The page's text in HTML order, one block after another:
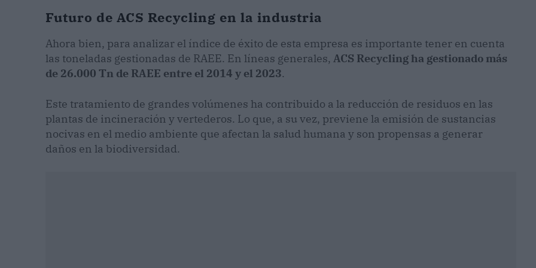
Futuro de ACS Recycling en la industria
Ahora bien, para analizar el índice de éxito de esta empresa es importante tener en cuenta
las toneladas gestionadas de RAEE. En líneas generales, ACS Recycling ha gestionado más
de 26.000 Tn de RAEE entre el 2014 y el 2023.
Este tratamiento de grandes volúmenes ha contribuido a la reducción de residuos en las
plantas de incineración y vertederos. Lo que, a su vez, previene la emisión de sustancias
nocivas en el medio ambiente que afectan la salud humana y son propensas a generar
daños en la biodiversidad.